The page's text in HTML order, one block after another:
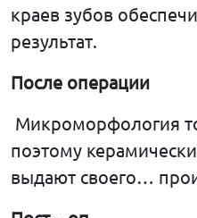
краев зубов
результат.
После операции
Микроморфология
поэтому
выдают своего…